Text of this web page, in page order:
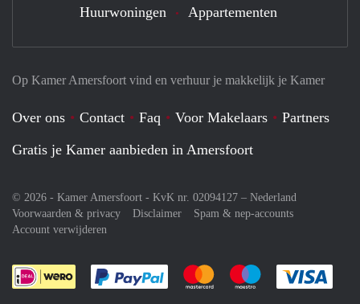
Op Kamer Amersfoort vind en verhuur je makkelijk je Kamer
Over ons Contact Faq Voor Makelaars
Partners
Gratis je Kamer aanbieden in Amersfoort
© 2026 - Kamer Amersfoort - KvK nr. 02094127 – Nederland
Voorwaarden & privacy
Disclaimer
Spam & nep-accounts
Account verwijderen
Je rekent gemakkelijk af met Paypal
Je rekent gemakkelijk af met
Je rekent
Huurwoningen Appartementen